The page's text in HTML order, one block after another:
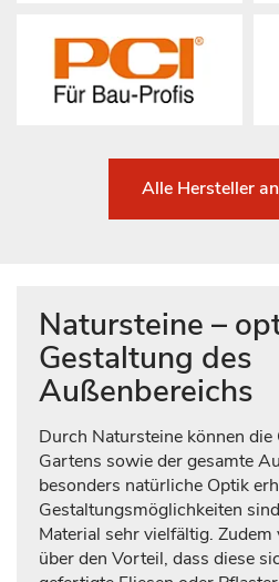
Alle Hersteller
Natursteine –
Gestaltung des
Außenbereichs
Durch Natursteine können die
Gartens sowie der gesamte
besonders natürliche Optik
Gestaltungsmöglichkeiten
Material sehr vielfältig.
über den Vorteil, dass diese